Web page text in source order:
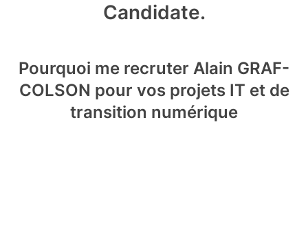
Candidate.
Pourquoi me recruter Alain GRAF-
COLSON pour vos projets IT et de
transition numérique